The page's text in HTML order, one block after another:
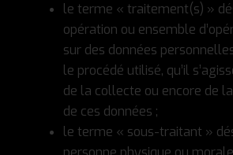
le terme « traitement(s) »
opération ou ensemble
sur des données
le procédé utilisé, qu’il
de la collecte ou encore de
de ces données ;
le terme « sous-traitant »